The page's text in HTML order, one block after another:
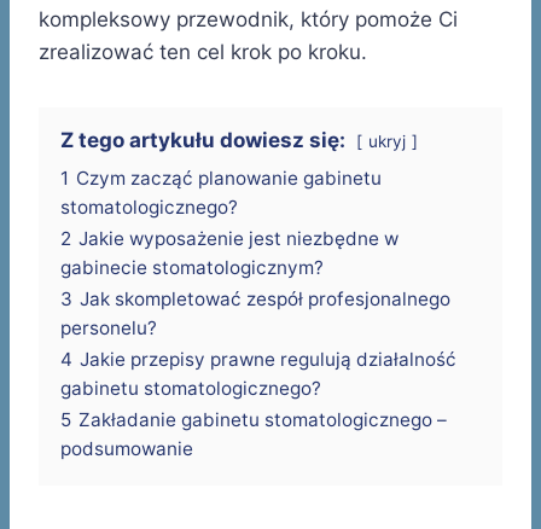
kompleksowy przewodnik, który pomoże Ci
zrealizować ten cel krok po kroku.
Z tego artykułu dowiesz się: ukryj
1 Czym zacząć planowanie gabinetu
stomatologicznego?
2 Jakie wyposażenie jest niezbędne w
gabinecie stomatologicznym?
3 Jak skompletować zespół profesjonalnego
personelu?
4 Jakie przepisy prawne regulują działalność
gabinetu stomatologicznego?
5 Zakładanie gabinetu stomatologicznego –
podsumowanie